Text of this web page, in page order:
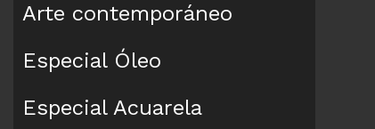
Arte contemporáneo
Especial Óleo
Especial Acuarela